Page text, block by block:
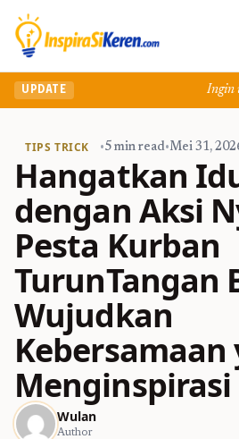
UPDATE Ingin
TIPS TRICK •5 min read•Mei 31,
Hangatkan
dengan Aksi
Pesta Kurban
TurunTangan
Wujudkan
Kebersamaan
Menginspirasi
Wulan
Author